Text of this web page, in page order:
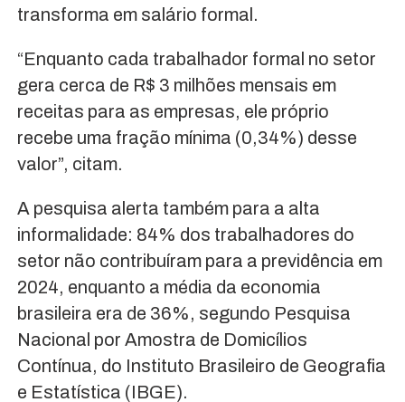
transforma em salário formal.
“Enquanto cada trabalhador formal no setor
gera cerca de R$ 3 milhões mensais em
receitas para as empresas, ele próprio
recebe uma fração mínima (0,34%) desse
valor”, citam.
A pesquisa alerta também para a alta
informalidade: 84% dos trabalhadores do
setor não contribuíram para a previdência em
2024, enquanto a média da economia
brasileira era de 36%, segundo Pesquisa
Nacional por Amostra de Domicílios
Contínua, do Instituto Brasileiro de Geografia
e Estatística (IBGE).